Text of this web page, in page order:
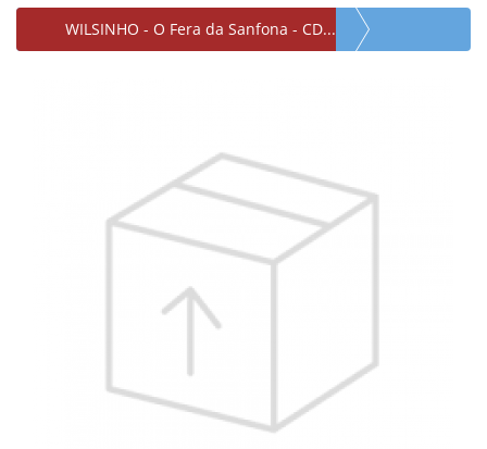
WILSINHO - O Fera da Sanfona - CD...